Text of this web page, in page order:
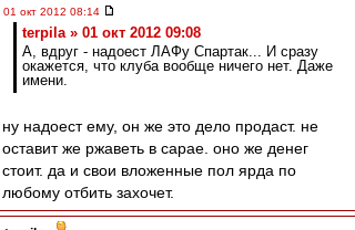
01 окт 2012 08:14
terpila » 01 окт 2012 09:08
А, вдруг - надоест ЛАФу Спартак... И сразу
окажется, что клуба вообще ничего нет. Даже
имени.
ну надоест ему, он же это дело продаст. не
оставит же ржаветь в сарае. оно же денег
стоит. да и свои вложенные пол ярда по
любому отбить захочет.